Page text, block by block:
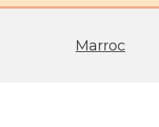
Marroc